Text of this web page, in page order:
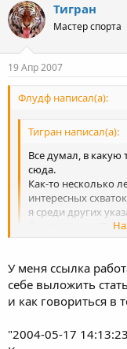
Тигран
Мастер спорта
19 Апр 2007
Флудф написал(а):
Тигран написал(а):
Все думал, в
сюда.
Как-то несколько
интересных
я среди других
бурята Жамсо
положил
такого приема не
А тут нашел ссылку
прочитать:
Салам Тигран.
У меня ссылка
себе выложить
и как говориться в
"2004-05-17 14:13:23